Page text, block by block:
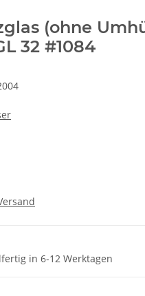
(ohne
32 #1084
in 6-12 Werktagen